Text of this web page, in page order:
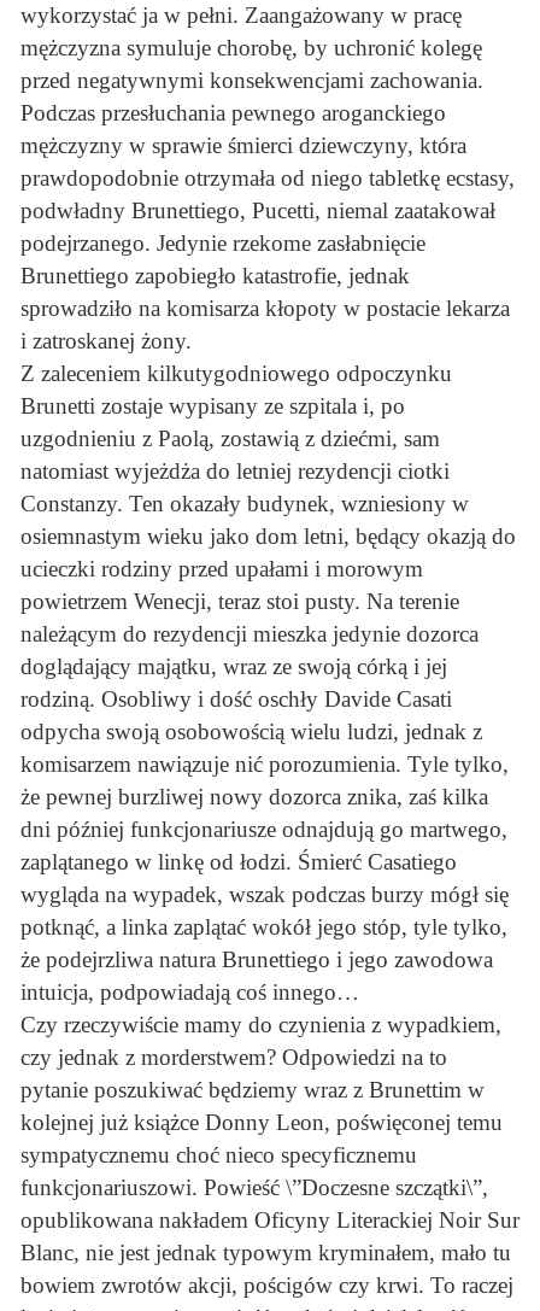
wykorzystać ja w pełni. Zaangażowany w pracę
mężczyzna symuluje chorobę, by uchronić kolegę
przed negatywnymi konsekwencjami zachowania.
Podczas przesłuchania pewnego aroganckiego
mężczyzny w sprawie śmierci dziewczyny, która
prawdopodobnie otrzymała od niego tabletkę ecstasy,
podwładny Brunettiego, Pucetti, niemal zaatakował
podejrzanego. Jedynie rzekome zasłabnięcie
Brunettiego zapobiegło katastrofie, jednak
sprowadziło na komisarza kłopoty w postacie lekarza
i zatroskanej żony.
Z zaleceniem kilkutygodniowego odpoczynku
Brunetti zostaje wypisany ze szpitala i, po
uzgodnieniu z Paolą, zostawią z dziećmi, sam
natomiast wyjeżdża do letniej rezydencji ciotki
Constanzy. Ten okazały budynek, wzniesiony w
osiemnastym wieku jako dom letni, będący okazją do
ucieczki rodziny przed upałami i morowym
powietrzem Wenecji, teraz stoi pusty. Na terenie
należącym do rezydencji mieszka jedynie dozorca
doglądający majątku, wraz ze swoją córką i jej
rodziną. Osobliwy i dość oschły Davide Casati
odpycha swoją osobowością wielu ludzi, jednak z
komisarzem nawiązuje nić porozumienia. Tyle tylko,
że pewnej burzliwej nowy dozorca znika, zaś kilka
dni później funkcjonariusze odnajdują go martwego,
zaplątanego w linkę od łodzi. Śmierć Casatiego
wygląda na wypadek, wszak podczas burzy mógł się
potknąć, a linka zaplątać wokół jego stóp, tyle tylko,
że podejrzliwa natura Brunettiego i jego zawodowa
intuicja, podpowiadają coś innego…
Czy rzeczywiście mamy do czynienia z wypadkiem,
czy jednak z morderstwem? Odpowiedzi na to
pytanie poszukiwać będziemy wraz z Brunettim w
kolejnej już książce Donny Leon, poświęconej temu
sympatycznemu choć nieco specyficznemu
funkcjonariuszowi. Powieść \”Doczesne szczątki\”,
opublikowana nakładem Oficyny Literackiej Noir Sur
Blanc, nie jest jednak typowym kryminałem, mało tu
bowiem zwrotów akcji, pościgów czy krwi. To raczej